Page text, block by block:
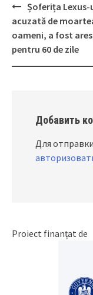
Post
navigation
Șoferița Lexus-
acuzată de
oameni, a fost
pentru 60 de zile
Добавить
Для
Proiect finanțat de